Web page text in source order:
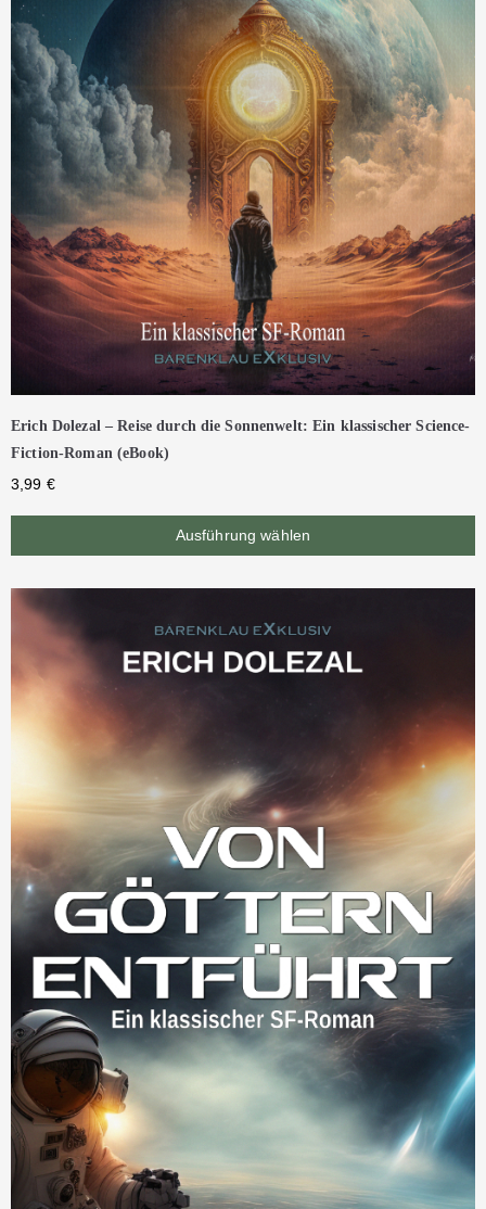
Erich Dolezal – Reise durch die Sonnenwelt: Ein klassischer Science-
Fiction-Roman (eBook)
3,99 €
Ausführung wählen